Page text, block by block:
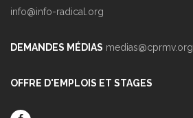
info@info-radical.org
DEMANDES MÉDIAS medias@cprmv.org
OFFRE D'EMPLOIS ET STAGES